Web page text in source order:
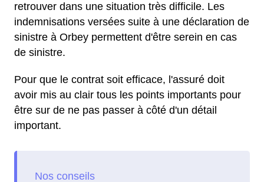
retrouver dans une situation très difficile. Les
indemnisations versées suite à une déclaration de
sinistre à Orbey permettent d'être serein en cas
de sinistre.
Pour que le contrat soit efficace, l'assuré doit
avoir mis au clair tous les points importants pour
être sur de ne pas passer à côté d'un détail
important.